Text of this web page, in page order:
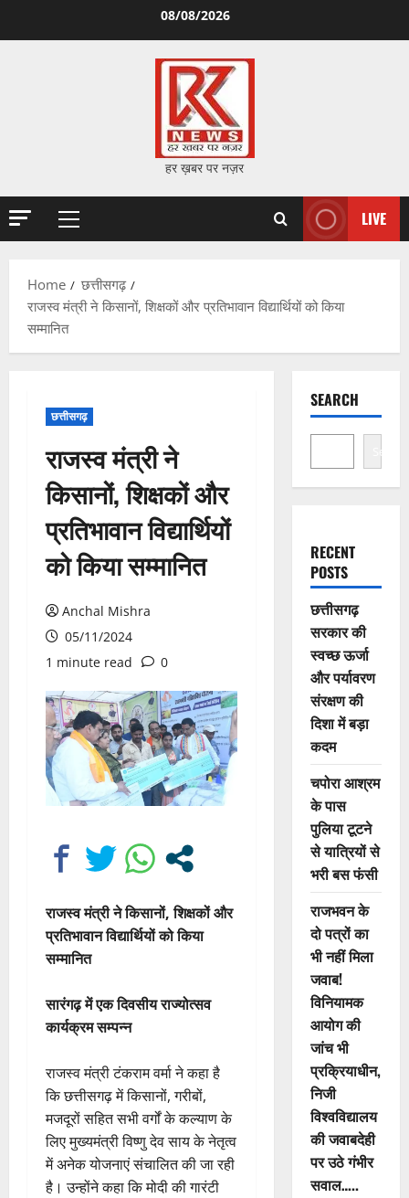
08/08/2026
हर ख़बर पर नज़र
Primary
LIVE
Home
छत्तीसगढ़
राजस्व मंत्री ने किसानों, शिक्षकों और प्रतिभावान विद्यार्थियों को किया
सम्मानित
छत्तीसगढ़
राजस्व मंत्री ने
किसानों, शिक्षकों और
प्रतिभावान विद्यार्थियों
को किया सम्मानित
Anchal Mishra
05/11/2024
1 minute read
0
राजस्व मंत्री ने किसानों, शिक्षकों और
प्रतिभावान विद्यार्थियों को किया
सम्मानित
सारंगढ़ में एक दिवसीय राज्योत्सव
कार्यक्रम सम्पन्न
राजस्व मंत्री टंकराम वर्मा ने कहा है
कि छत्तीसगढ़ में किसानों, गरीबों,
मजदूरों सहित सभी वर्गों के कल्याण के
लिए मुख्यमंत्री विष्णु देव साय के नेतृत्व
में अनेक योजनाएं संचालित की जा रही
है। उन्होंने कहा कि मोदी की गारंटी
SEARCH
Search
RECENT
POSTS
छत्तीसगढ़
सरकार की
स्वच्छ ऊर्जा
और पर्यावरण
संरक्षण की
दिशा में बड़ा
कदम
चपोरा आश्रम
के पास
पुलिया टूटने
से यात्रियों से
भरी बस फंसी
राजभवन के
दो पत्रों का
भी नहीं मिला
जवाब!
विनियामक
आयोग की
जांच भी
प्रक्रियाधीन,
निजी
विश्वविद्यालय
की जवाबदेही
पर उठे गंभीर
सवाल…..